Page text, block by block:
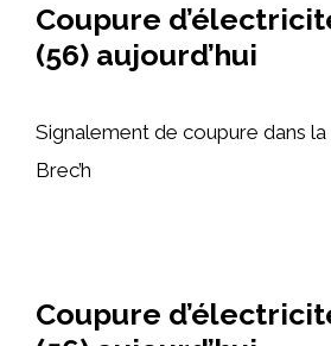
Coupure
(56) aujourd’hui
Signalement de coupure dans
Brec’h
Coupure